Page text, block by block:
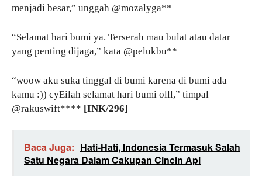
menjadi besar,” unggah @mozalyga**
“Selamat hari bumi ya. Terserah mau bulat atau datar
yang penting dijaga,” kata @pelukbu**
“woow aku suka tinggal di bumi karena di bumi ada
kamu :)) cyEilah selamat hari bumi olll,” timpal
@rakuswift**** [INK/296]
Baca Juga: Hati-Hati, Indonesia Termasuk Salah
Satu Negara Dalam Cakupan Cincin Api